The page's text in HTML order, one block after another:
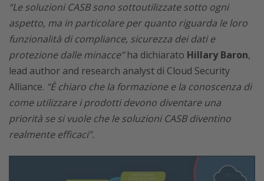
“Le soluzioni CASB sono sottoutilizzate sotto ogni
aspetto, ma in particolare per quanto riguarda le loro
funzionalità di compliance, sicurezza dei dati e
protezione dalle minacce”ha dichiarato Hillary Baron,
lead author and research analyst di Cloud Security
Alliance. “È chiaro che la formazione e la conoscenza di
come utilizzare i prodotti devono diventare una
priorità se si vuole che le soluzioni CASB diventino
realmente efficaci”.